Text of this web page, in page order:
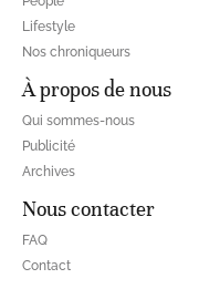
Lifestyle
Nos chroniqueurs
À propos de nous
Qui sommes-nous
Publicité
Archives
Nous contacter
FAQ
Contact